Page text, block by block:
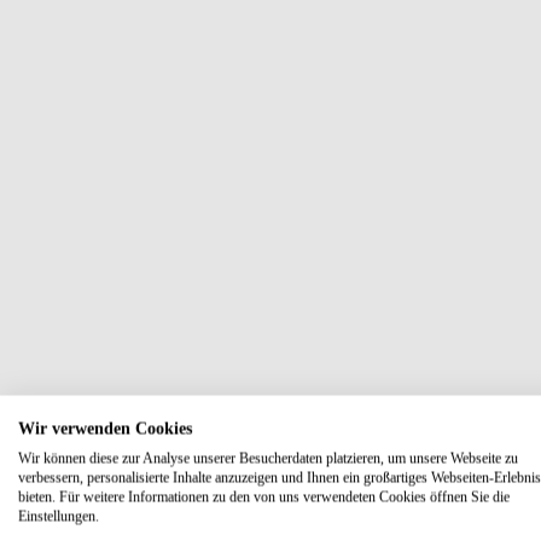
Wir verwenden Cookies
Wir können diese zur Analyse unserer Besucherdaten platzieren, um unsere Webseite zu
verbessern, personalisierte Inhalte anzuzeigen und Ihnen ein großartiges Webseiten-
bieten. Für weitere Informationen zu den von uns verwendeten Cookies öffnen Sie die
Einstellungen.